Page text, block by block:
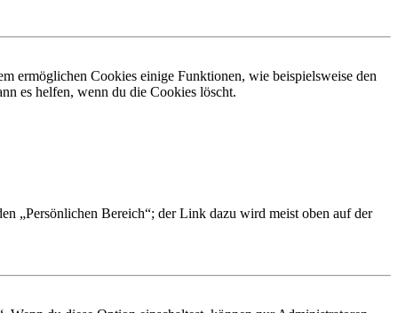
ermöglichen Cookies einige Funktionen, wie beispielsweise den
es helfen, wenn du die Cookies löscht.
„Persönlichen Bereich“; der Link dazu wird meist oben auf der